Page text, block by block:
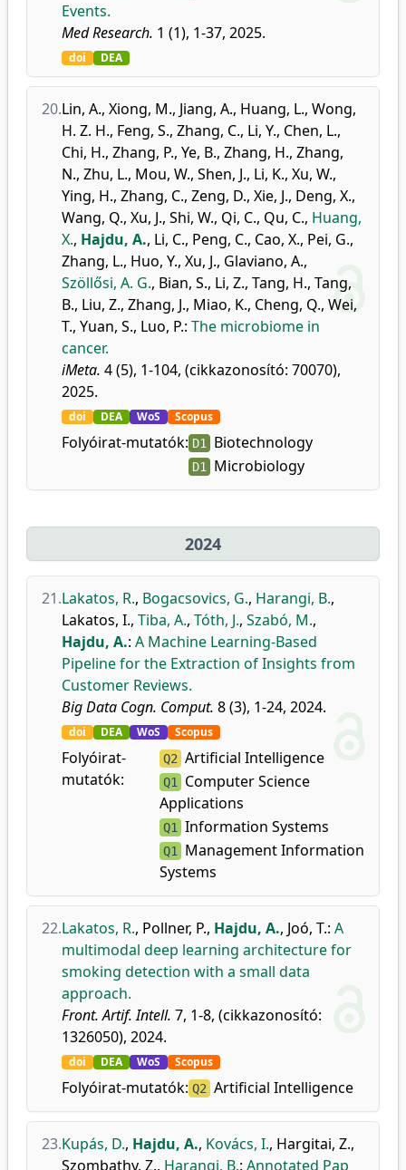
Events.
Med Research. 1 (1), 1-37, 2025.
doi DEA
20.Lin, A., Xiong, M., Jiang, A., Huang, L., Wong,
H. Z. H., Feng, S., Zhang, C., Li, Y., Chen, L.,
Chi, H., Zhang, P., Ye, B., Zhang, H., Zhang,
N., Zhu, L., Mou, W., Shen, J., Li, K., Xu, W.,
Ying, H., Zhang, C., Zeng, D., Xie, J., Deng, X.,
Wang, Q., Xu, J., Shi, W., Qi, C., Qu, C., Huang,
X., Hajdu, A., Li, C., Peng, C., Cao, X., Pei, G.,
Zhang, L., Huo, Y., Xu, J., Glaviano, A.,
Szöllősi, A. G., Bian, S., Li, Z., Tang, H., Tang,
B., Liu, Z., Zhang, J., Miao, K., Cheng, Q., Wei,
T., Yuan, S., Luo, P.: The microbiome in
cancer.
iMeta. 4 (5), 1-104, (cikkazonosító: 70070),
2025.
doi DEA WoS Scopus
Folyóirat-mutatók: D1 Biotechnology
D1 Microbiology
2024
21.Lakatos, R., Bogacsovics, G., Harangi, B.,
Lakatos, I., Tiba, A., Tóth, J., Szabó, M.,
Hajdu, A.: A Machine Learning-Based
Pipeline for the Extraction of Insights from
Customer Reviews.
Big Data Cogn. Comput. 8 (3), 1-24, 2024.
doi DEA WoS Scopus
Folyóirat-
mutatók:
Q2 Artificial Intelligence
Q1 Computer Science
Applications
Q1 Information Systems
Q1 Management Information
Systems
22.Lakatos, R., Pollner, P., Hajdu, A., Joó, T.: A
multimodal deep learning architecture for
smoking detection with a small data
approach.
Front. Artif. Intell. 7, 1-8, (cikkazonosító:
1326050), 2024.
doi DEA WoS Scopus
Folyóirat-mutatók: Q2 Artificial Intelligence
23.Kupás, D., Hajdu, A., Kovács, I., Hargitai, Z.,
Szombathy, Z., Harangi, B.: Annotated Pap